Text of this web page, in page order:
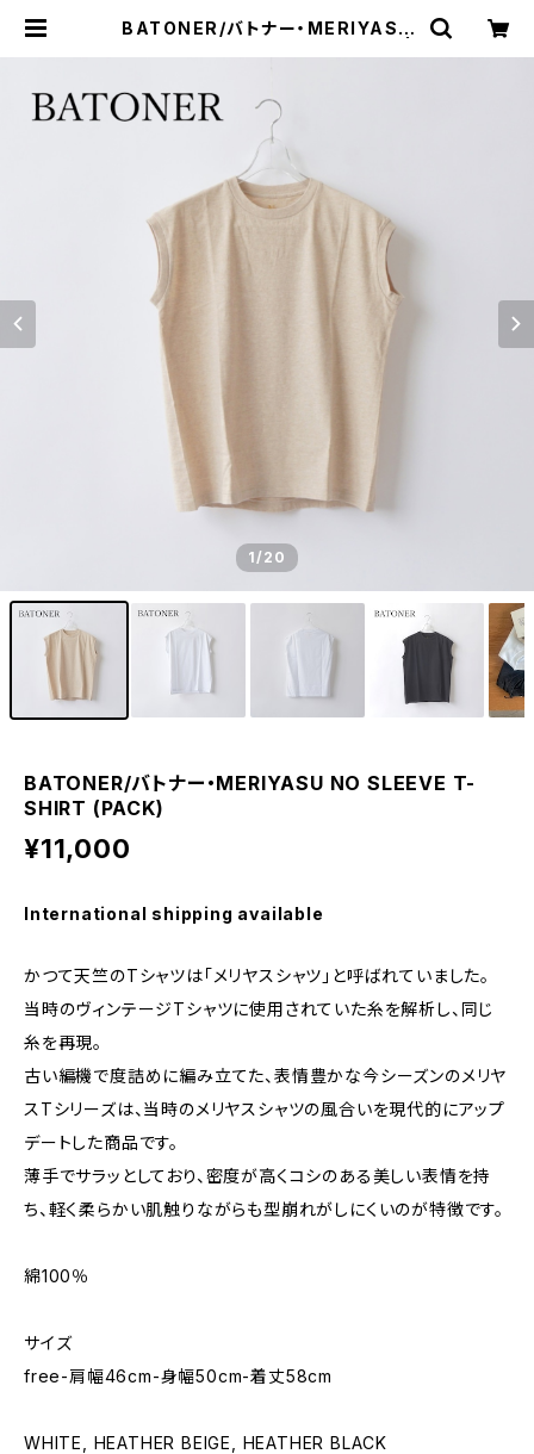
BATONER/バトナー・MERIYASU
1/20
BATONER/バトナー・MERIYASU NO SLEEVE T-
SHIRT (PACK)
¥11,000
International shipping available
かつて天竺のTシャツは「メリヤスシャツ」と呼ばれていました。
当時のヴィンテージTシャツに使用されていた糸を解析し、同じ
糸を再現。
古い編機で度詰めに編み立てた、表情豊かな今シーズンのメリヤ
スTシリーズは、当時のメリヤスシャツの風合いを現代的にアップ
デートした商品です。
薄手でサラッとしており、密度が高くコシのある美しい表情を持
ち、軽く柔らかい肌触りながらも型崩れがしにくいのが特徴です。
綿100％
サイズ
free-肩幅46cm-身幅50cm-着丈58cm
WHITE, HEATHER BEIGE, HEATHER BLACK